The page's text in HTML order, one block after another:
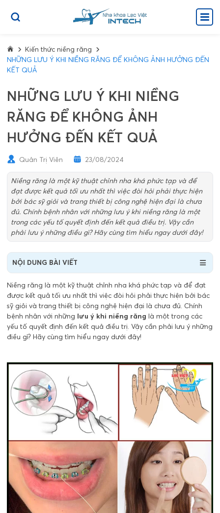
Kiến thức niềng răng
NHỮNG LƯU Ý KHI NIỀNG RĂNG ĐỂ KHÔNG ẢNH HƯỞNG ĐẾN
KẾT QUẢ
NHỮNG LƯU Ý KHI NIỀNG
RĂNG ĐỂ KHÔNG ẢNH
HƯỞNG ĐẾN KẾT QUẢ
Quản Trị Viên 23/08/2024
Niềng răng là một kỹ thuật chỉnh nha khá phức tạp và để
đạt được kết quả tối ưu nhất thì việc đòi hỏi phải thực hiện
bởi bác sỹ giỏi và trang thiết bị công nghệ hiện đại là chưa
đủ. Chính bệnh nhân với những lưu ý khi niềng răng là một
trong các yếu tố quyết định đến kết quả điều trị. Vậy cần
phải lưu ý những điều gì? Hãy cùng tìm hiểu ngay dưới đây!
NỘI DUNG BÀI VIẾT
Niềng răng là một kỹ thuật chỉnh nha khá phức tạp và để đạt
được kết quả tối ưu nhất thì việc đòi hỏi phải thực hiện bởi bác
sỹ giỏi và trang thiết bị công nghệ hiện đại là chưa đủ. Chính
bệnh nhân với những lưu ý khi niềng răng là một trong các
yếu tố quyết định đến kết quả điều trị. Vậy cần phải lưu ý những
điều gì? Hãy cùng tìm hiểu ngay dưới đây!